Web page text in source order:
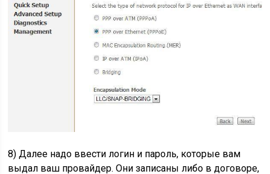
8) Далее надо ввести логин и пароль, которые вам
выдал ваш провайдер. Они записаны либо в договоре,